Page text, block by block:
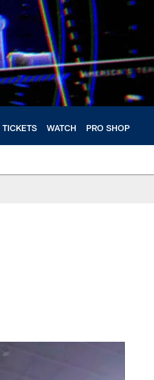
TICKETS WATCH PRO SHOP